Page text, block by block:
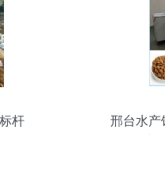
杆
邢台水产